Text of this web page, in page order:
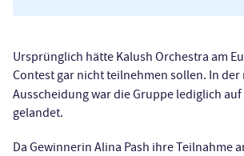
Ursprünglich hätte Kalush Orchestra am
Contest gar nicht teilnehmen sollen. In
Ausscheidung war die Gruppe lediglich auf
gelandet.
Da Gewinnerin Alina Pash ihre Teilnahme